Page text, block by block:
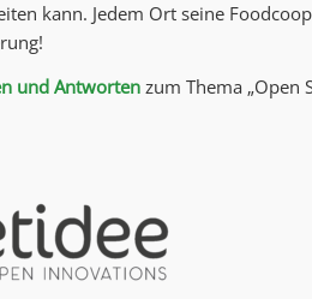
kann. Jedem Ort seine
und Antworten zum Thema „Open